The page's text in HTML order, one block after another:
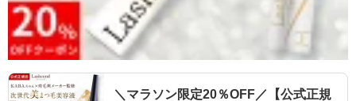
＼マラソン限定20％OFF／【公式正規